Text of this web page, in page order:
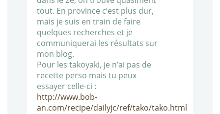
tout. En province c’est plus dur,
mais je suis en train de faire
quelques recherches et je
communiquerai les résultats sur
mon blog.
Pour les takoyaki, je n’ai pas de
recette perso mais tu peux
essayer celle-ci :
http://www.bob-
an.com/recipe/dailyjc/ref/tako/tako.html